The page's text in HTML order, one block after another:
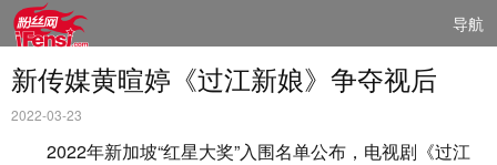
导航
新传媒黄暄婷《过江新娘》争夺视后
2022-03-23
2022年新加坡“红星大奖”入围名单公布，电视剧《过江